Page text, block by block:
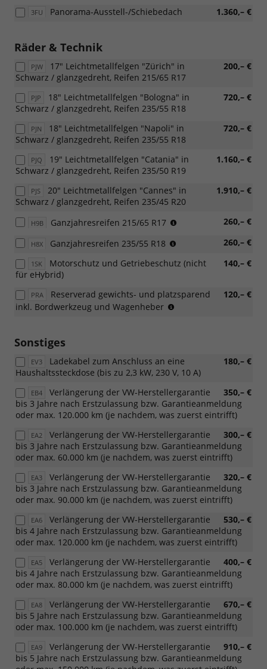
Paket
3FU 1.360,– €
Panorama-Ausstell-/Schiebedach
Räder & Technik
PJW 200,– €
17" Leichtmetallfelgen "Zürich" in
Schwarz / glanzgedreht, Reifen 215/65 R17
PJP 720,– €
18" Leichtmetallfelgen "Bologna" in
Schwarz / glanzgedreht, Reifen 235/55 R18
PJN 720,– €
18" Leichtmetallfelgen "Napoli" in
Schwarz / glanzgedreht, Reifen 235/55 R18
PJQ 1.160,– €
19" Leichtmetallfelgen "Catania" in
Schwarz / glanzgedreht, Reifen 235/50 R19
PJS 1.910,– €
20" Leichtmetallfelgen "Cannes" in
Schwarz / glanzgedreht, Reifen 235/45 R20
H9B 260,– €
Ganzjahresreifen 215/65 R17
Verbindung
[PJN]
Leichtmetallfelgen
"Napoli",
[PJQ]
19"
Leichtmetallfelgen
"Catania",
[PJS]
20"
"Cannes"
oder
[PJU]
Leichtmetallfelgen
"York")
H8X 260,– €
Ganzjahresreifen 235/55 R18
Verbindung
18"
1SK 140,– €
Motorschutz und Getriebeschutz (nicht
für eHybrid)
PRA 120,– €
Reserverad gewichts- und platzsparend
inkl. Bordwerkzeug und Wagenheber
Sonstiges
EV3 180,– €
Ladekabel zum Anschluss an eine
Haushaltssteckdose (bis zu 2,3 kW, 230 V, 10 A)
EB4 350,– €
Verlängerung der VW-Herstellergarantie
bis 3 Jahre nach Erstzulassung bzw. Garantieanmeldung
oder max. 120.000 km (je nachdem, was zuerst eintrifft)
EA2 300,– €
Verlängerung der VW-Herstellergarantie
bis 3 Jahre nach Erstzulassung bzw. Garantieanmeldung
oder max. 60.000 km (je nachdem, was zuerst eintrifft)
EA3 320,– €
Verlängerung der VW-Herstellergarantie
bis 3 Jahre nach Erstzulassung bzw. Garantieanmeldung
oder max. 90.000 km (je nachdem, was zuerst eintrifft)
EA6 530,– €
Verlängerung der VW-Herstellergarantie
bis 4 Jahre nach Erstzulassung bzw. Garantieanmeldung
oder max. 120.000 km (je nachdem, was zuerst eintrifft)
EA5 400,– €
Verlängerung der VW-Herstellergarantie
bis 4 Jahre nach Erstzulassung bzw. Garantieanmeldung
oder max. 80.000 km (je nachdem, was zuerst eintrifft)
EA8 670,– €
Verlängerung der VW-Herstellergarantie
bis 5 Jahre nach Erstzulassung bzw. Garantieanmeldung
oder max. 100.000 km (je nachdem, was zuerst eintrifft)
EA9 910,– €
Verlängerung der VW-Herstellergarantie
bis 5 Jahre nach Erstzulassung bzw. Garantieanmeldung